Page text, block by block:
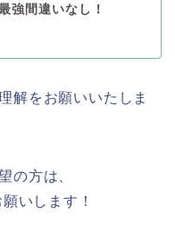
強間違いなし！
解をお願いいたしま
の方は、
いします！